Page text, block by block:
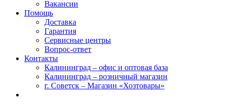
Вакансии
Помощь
Доставка
Гарантия
Сервисные центры
Вопрос-ответ
Контакты
Калининград – офис и оптовая база
Калининград – розничный магазин
г. Советск – Магазин «Хозтовары»